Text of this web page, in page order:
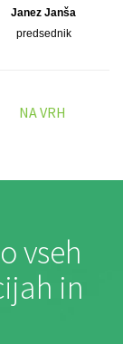
Janez Janša
predsednik
NA VRH
o vseh
in